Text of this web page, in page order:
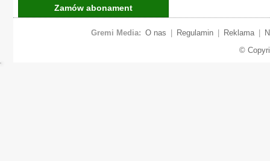
Zamów abonament
Gremi Media: O nas Regulamin Reklama
©